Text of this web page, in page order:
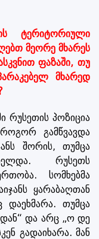
ტერიტორიული
მეორე მხარეს
ფაზაში, თუ
მხარედ
პოზიცია
როგორ გამწვავდა
შორის, თუმცა
რუსეთს
სომხებმა
ყარაბაღთან
დაეხმარა. თუმცა
და არც „ო დე
გადაიხარა. მან